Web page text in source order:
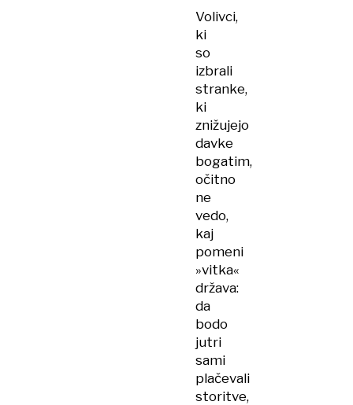
Volivci,
ki
so
izbrali
stranke,
ki
znižujejo
davke
bogatim,
očitno
ne
vedo,
kaj
pomeni
»vitka«
država:
da
bodo
jutri
sami
plačevali
storitve,